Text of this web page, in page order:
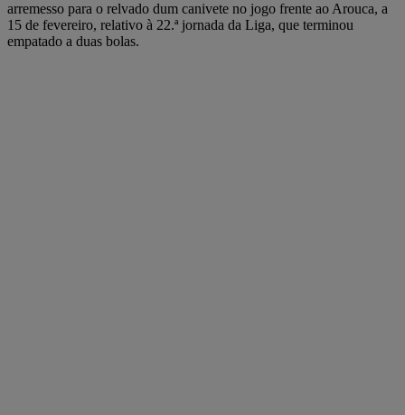
arremesso para o relvado dum canivete no jogo frente ao Arouca, a
15 de fevereiro, relativo à 22.ª jornada da Liga, que terminou
empatado a duas bolas.